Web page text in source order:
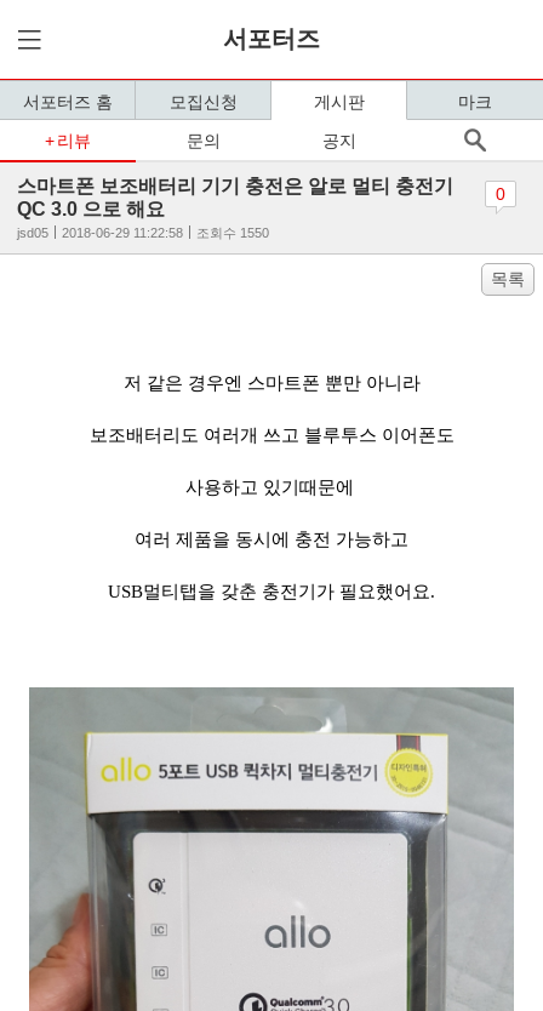
서포터즈
서포터즈 홈 모집신청 게시판
마크
리뷰
문의 공지
스마트폰 보조배터리 기기 충전은 알로 멀티 충전기
QC 3.0 으로 해요
jsd05 2018-06-29 11:22:58 조회수 1550
0
목록
저 같은 경우엔 스마트폰 뿐만 아니라
보조배터리도 여러개 쓰고 블루투스 이어폰도
사용하고 있기때문에
여러 제품을 동시에 충전 가능하고
USB멀티탭을 갖춘 충전기가 필요했어요.